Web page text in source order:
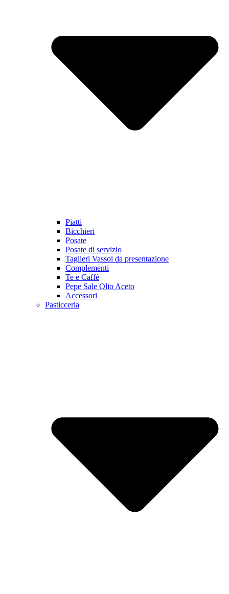
Piatti
Bicchieri
Posate
Posate di servizio
Taglieri Vassoi da presentazione
Complementi
Te e Caffè
Pepe Sale Olio Aceto
Accessori
Pasticceria